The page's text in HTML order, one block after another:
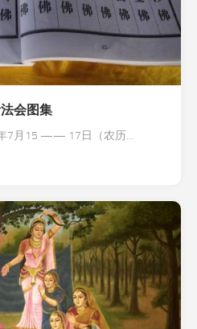
会图集
月15 —— 17日（农历...